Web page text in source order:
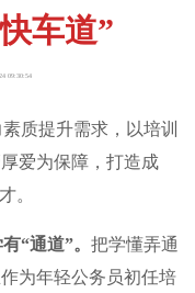
车道”
09:30:54
质提升需求，以培训
爱为保障，打造成
。
“通道”。 把学懂弄通
为年轻公务员初任培